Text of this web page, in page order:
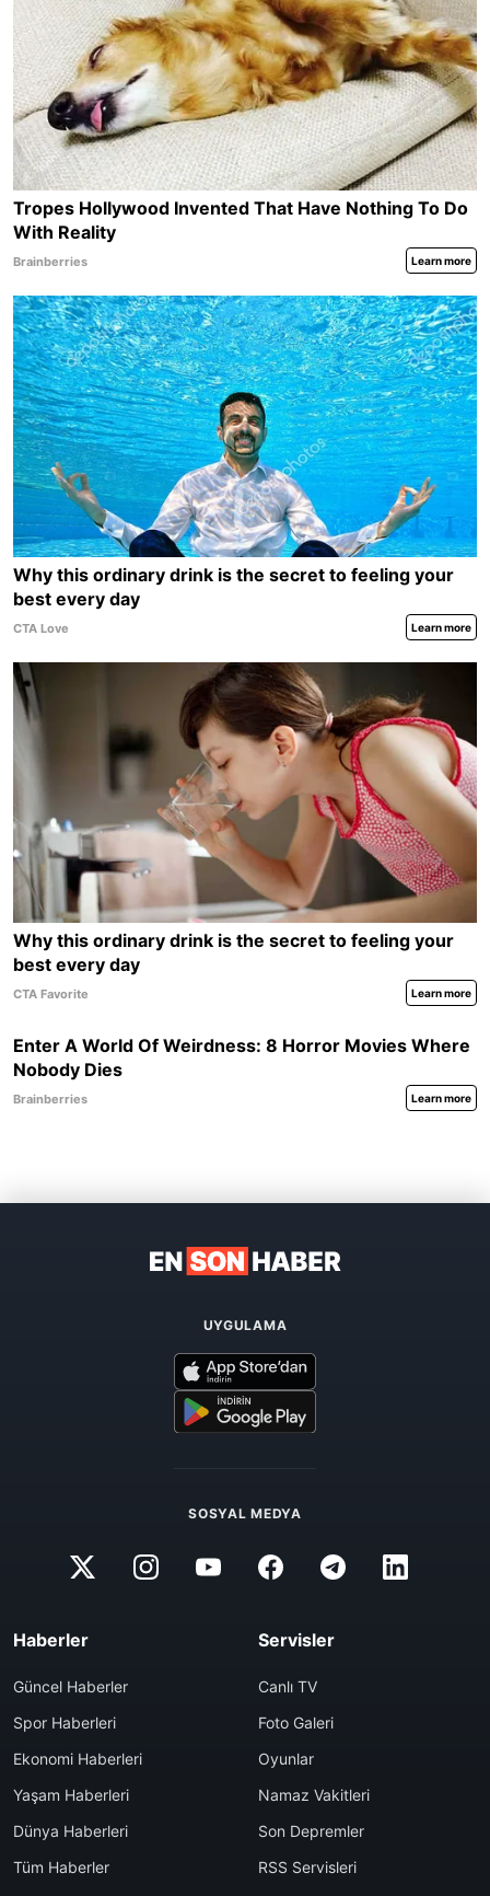
UYGULAMA
SOSYAL MEDYA
Haberler
Güncel Haberler
Spor Haberleri
Ekonomi Haberleri
Yaşam Haberleri
Dünya Haberleri
Tüm Haberler
Servisler
Canlı TV
Foto Galeri
Oyunlar
Namaz Vakitleri
Son Depremler
RSS Servisleri